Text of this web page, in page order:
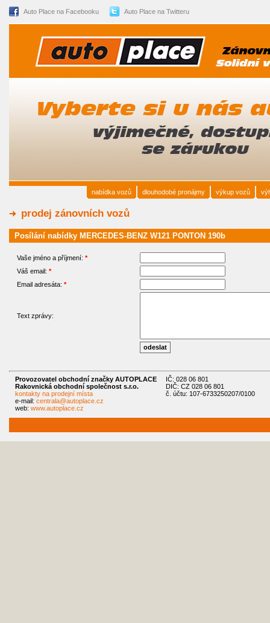
Auto Place na Facebooku Auto Place na Twitteru
výkup vozů
dlouhodobé pronájmy
nabídka vozů
prodej zánovních vozů
Posílání nabídky MERCEDES-BENZ W121 PONTON 190b
Vaše jméno a příjmení: *
Váš email: *
Email adresáta: *
Text zprávy:
Provozovatel obchodní značky AUTOPLACE
Rakovnická obchodní společnost s.r.o.
kontakty na prodejní místa
e-mail: centrala@autoplace.cz
web: www.autoplace.cz
IČ: 028 06 801
DIČ: CZ 028 06 801
č. účtu: 107-6733250207/0100